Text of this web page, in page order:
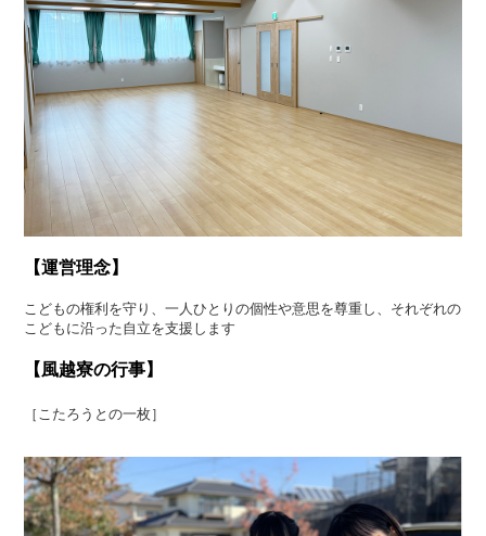
【運営理念】
こどもの権利を守り、一人ひとりの個性や意思を尊重し、それぞれの
こどもに沿った自立を支援します
【風越寮の行事】
［こたろうとの一枚］